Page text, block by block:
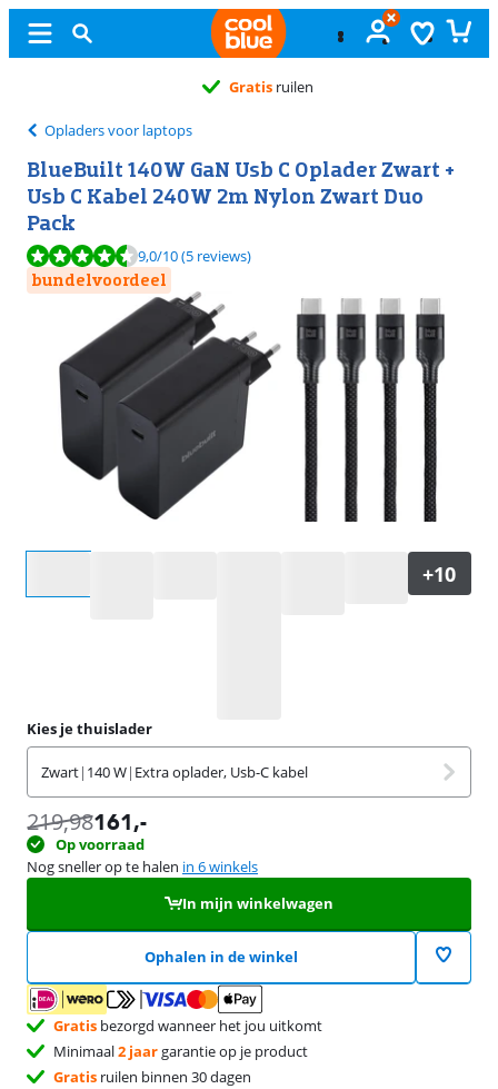
Gratis ruilen
Opladers voor laptops
BlueBuilt 140W GaN Usb C Oplader Zwart +
Usb C Kabel 240W 2m Nylon Zwart Duo
Pack
Beoordeling is 9,0 van de 10, gebaseerd op 5 reviews.
9,0/10(5 reviews)
bundelvoordeel
Kies je thuislader
Zwart| 140 W| Extra oplader, Usb-C kabel
219,98161,-
Op voorraad
Nog sneller op te halen in 6 winkels
In mijn winkelwagen
Ophalen in de winkel
Gratis bezorgd wanneer het jou uitkomt
Minimaal2 jaargarantie op je product
Gratis ruilen binnen 30 dagen